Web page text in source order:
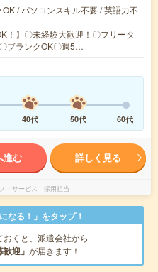
/ パソコンスキル不要 / 英語力不
！】〇未経験大歓迎！〇フリータ
ブランクOK〇週5…
40代 50代 60代
進む 詳しく見る
・サービス 採用担当
なる！」をタップ！
おくと、派遣会社から
歓迎」 が届きます！